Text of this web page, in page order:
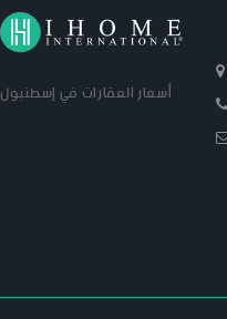
أسعار العقارات في إسطنبول